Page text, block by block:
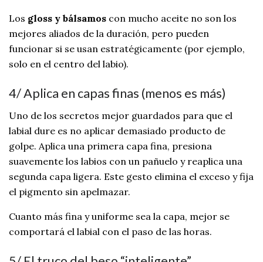
Los gloss y bálsamos con mucho aceite no son los
mejores aliados de la duración, pero pueden
funcionar si se usan estratégicamente (por ejemplo,
solo en el centro del labio).
4/ Aplica en capas finas (menos es más)
Uno de los secretos mejor guardados para que el
labial dure es no aplicar demasiado producto de
golpe. Aplica una primera capa fina, presiona
suavemente los labios con un pañuelo y reaplica una
segunda capa ligera. Este gesto elimina el exceso y fija
el pigmento sin apelmazar.
Cuanto más fina y uniforme sea la capa, mejor se
comportará el labial con el paso de las horas.